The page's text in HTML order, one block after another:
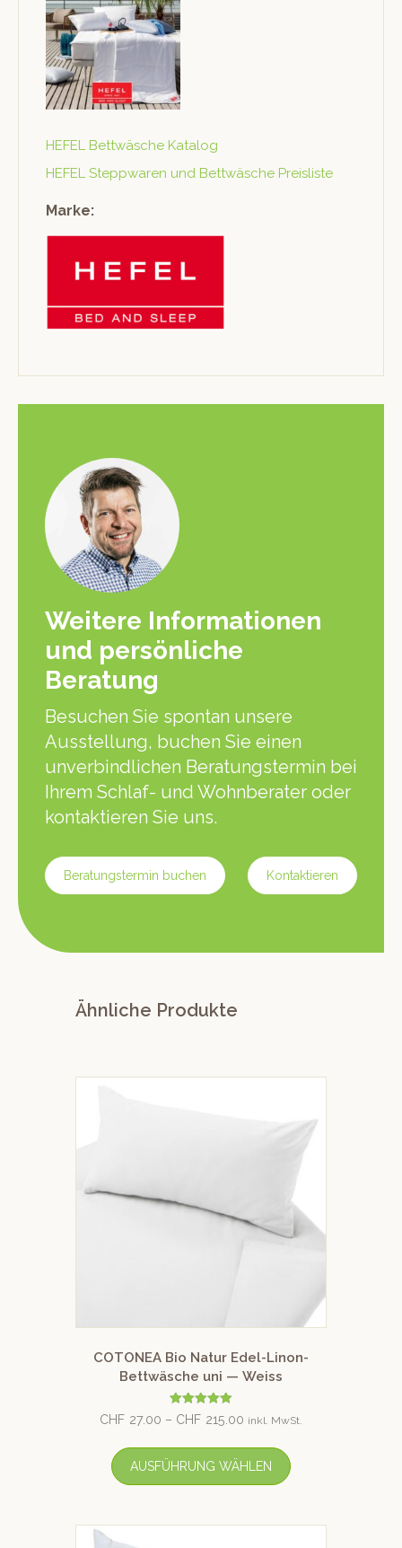
HEFEL Bet­twäsche Katalog
HEFEL Step­p­waren und Bet­twäsche Preisliste
Marke:
Weitere Informationen
und persönliche
Beratung
Besuchen Sie spontan unsere
Ausstellung, buchen Sie einen
unverbindlichen Beratungstermin bei
Ihrem Schlaf- und Wohnberater oder
kontaktieren Sie uns.
Beratungstermin buchen Kontaktieren
Ähnliche Produkte
COTONEA Bio Natur Edel-Linon-
Bettwäsche uni — Weiss
Bewertet mit
5.00
CHF 27.00 – CHF 215.00 inkl. MwSt.
AUSFÜHRUNG WÄHLEN